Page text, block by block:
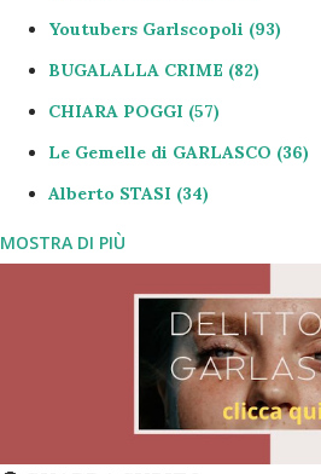
Youtubers Garlscopoli 93
BUGALALLA CRIME 82
CHIARA POGGI 57
Le Gemelle di GARLASCO 36
Alberto STASI 34
Le Intercettazioni
il Carabimatti di GarlaScoPoli
il Maresciallo MARCHETTO 24
Marcolino POGGI 23
Stefania CAPPA 23
MOSTRA DI PIÙ